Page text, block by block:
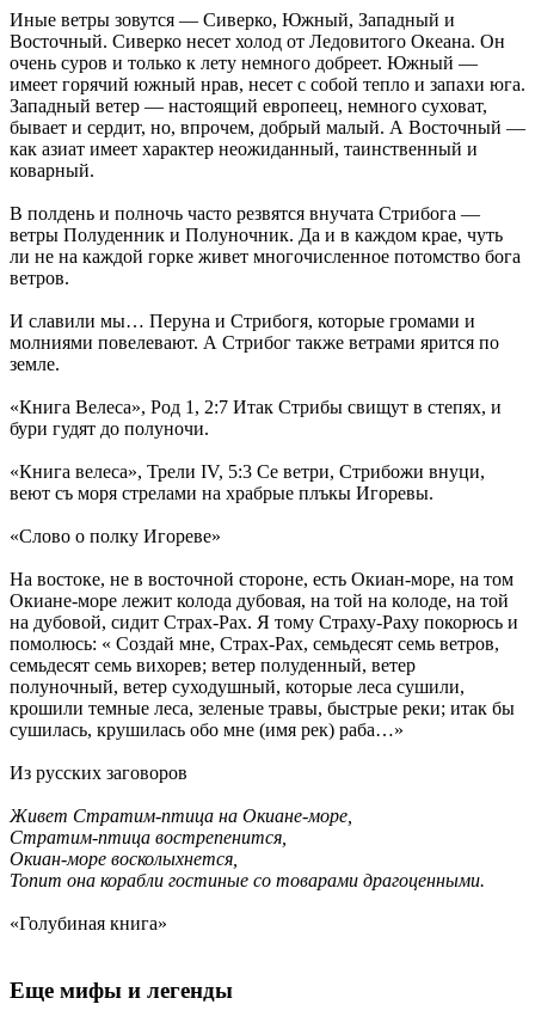
Иные ветры зовутся — Сиверко, Южный, Западный и
Восточный. Сиверко несет холод от Ледовитого Океана. Он
очень суров и только к лету немного добреет. Южный —
имеет горячий южный нрав, несет с собой тепло и запахи юга.
Западный ветер — настоящий европеец, немного суховат,
бывает и сердит, но, впрочем, добрый малый. А Восточный —
как азиат имеет характер неожиданный, таинственный и
коварный.
В полдень и полночь часто резвятся внучата Стрибога —
ветры Полуденник и Полуночник. Да и в каждом крае, чуть
ли не на каждой горке живет многочисленное потомство бога
ветров.
И славили мы… Перуна и Стрибогя, которые громами и
молниями повелевают. А Стрибог также ветрами ярится по
земле.
«Книга Велеса», Род 1, 2:7 Итак Стрибы свищут в степях, и
бури гудят до полуночи.
«Книга велеса», Трели IV, 5:3 Се ветри, Стрибожи внуци,
веют съ моря стрелами на храбрые плъкы Игоревы.
«Слово о полку Игореве»
На востоке, не в восточной стороне, есть Окиан-море, на том
Окиане-море лежит колода дубовая, на той на колоде, на той
на дубовой, сидит Страх-Рах. Я тому Страху-Раху покорюсь и
помолюсь: « Создай мне, Страх-Рах, семьдесят семь ветров,
семьдесят семь вихорев; ветер полуденный, ветер
полуночный, ветер суходушный, которые леса сушили,
крошили темные леса, зеленые травы, быстрые реки; итак бы
сушилась, крушилась обо мне (имя рек) раба…»
Из русских заговоров
Живет Стратим-птица на Окиане-море,
Стратим-птица вострепенится,
Окиан-море восколыхнется,
Топит она корабли гостиные со товарами драгоценными.
«Голубиная книга»
Еще мифы и легенды